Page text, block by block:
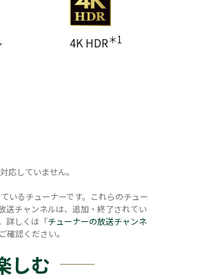
4K HDR＊1
応していません。
いるチューナーです。これらのチュー
送チャンネルは、追加・終了されてい
詳しくは「チューナーの放送チャンネ
確認ください。
しむ